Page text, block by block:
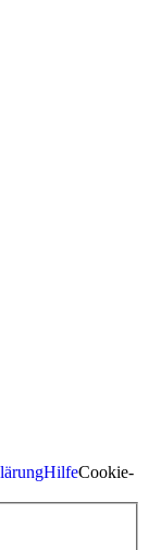
HilfeCookie-